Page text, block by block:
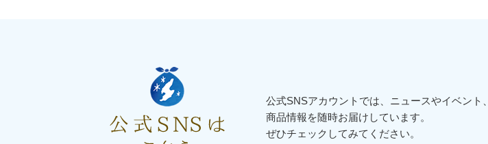
公式SNSアカウントでは、ニュースやイベント、
商品情報を随時お届けしています。
ぜひチェックしてみてください。